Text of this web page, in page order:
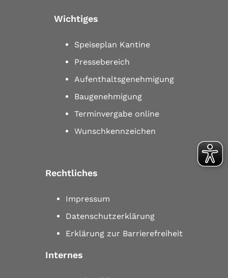
Wichtiges
Speiseplan Kantine
Pressebereich
Aufenthaltsgenehmigung
Baugenehmigung
Terminvergabe online
Wunschkennzeichen
Rechtliches
Impressum
Datenschutzerklärung
Erklärung zur Barrierefreiheit
Internes